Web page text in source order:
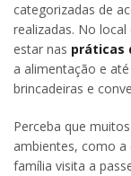
categorizadas de
realizadas. No
estar nas práticas
a alimentação e
brincadeiras e
Perceba que
ambientes, como a
família visita a